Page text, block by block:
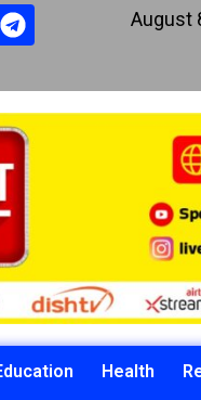
August
Health